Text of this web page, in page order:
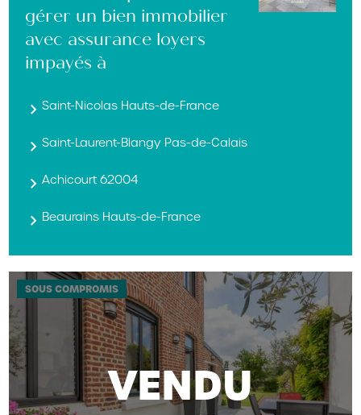
gérer un bien immobilier
avec assurance loyers
impayés à
Saint-Nicolas Hauts-de-France
Saint-Laurent-Blangy Pas-de-Calais
Achicourt 62004
Beaurains Hauts-de-France
SOUS COMPROMIS
VENDU